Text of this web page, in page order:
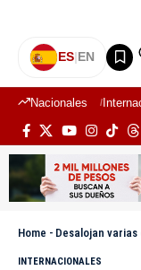
ES|EN
Nacionales
Home - Desalojan varias
INTERNACIONALES